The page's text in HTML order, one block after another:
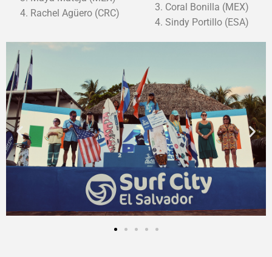
Rachel Agüero (CRC)
Coral Bonilla (MEX)
Sindy Portillo (ESA)